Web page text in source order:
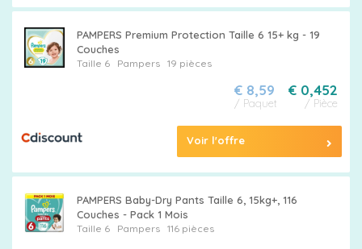
PAMPERS Premium Protection Taille 6 15+ kg - 19
Couches
Taille 6 Pampers19 pièces
€ 0,452
/ Pièce
€ 8,59
/ Paquet
Voir l'offre
PAMPERS Baby-Dry Pants Taille 6, 15kg+, 116
Couches - Pack 1 Mois
Taille 6 Pampers116 pièces